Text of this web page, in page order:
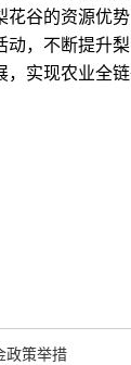
谷的资源优
动，不断提升
，实现农业全
政策举措